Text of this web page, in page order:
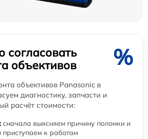
согласовать
объективов
%
объективов Panasonic в
диагностику, запчасти и
расчёт стоимости:
сначала выясняем причину поломки и
приступаем к работам